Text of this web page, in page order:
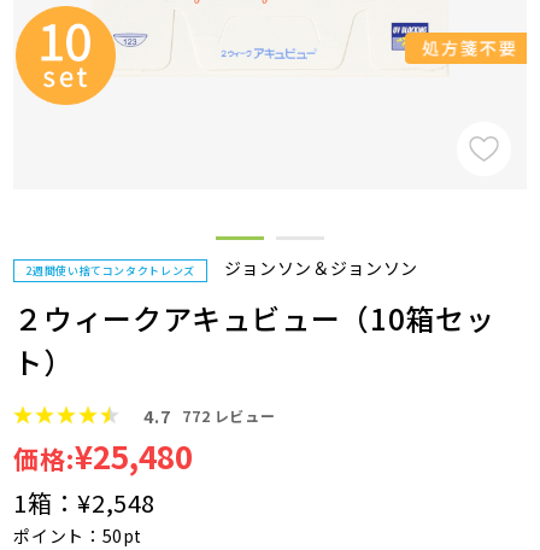
2週間使い捨てコンタクトレンズ ジョンソン＆ジョンソン
２ウィークアキュビュー（10箱セッ
ト）
4.7 772 レビュー
価格:¥25,480
1箱：¥2,548
ポイント：50pt